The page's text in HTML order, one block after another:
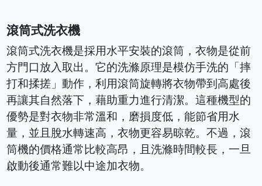
滾筒式洗衣機
滾筒式洗衣機是採用水平安裝的滾筒，衣物是從前
方門口放入取出。它的洗滌原理是模仿手洗的「摔
打和揉搓」動作，利用滾筒旋轉將衣物帶到高處後
再讓其自然落下，藉助重力進行清潔。這種機型的
優勢是對衣物非常溫和，磨損度低，能節省用水
量，並且脫水轉速高，衣物更容易晾乾。不過，滾
筒機的價格通常比較高昂，且洗滌時間較長，一旦
啟動後通常難以中途加衣物。